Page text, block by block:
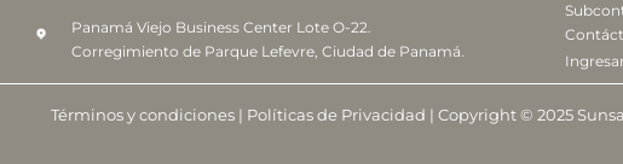
Panamá Viejo Business Center Lote O-22.
Corregimiento de Parque Lefevre,Ciudad de Panamá.
Ingresar
Términos y condiciones| Políticas de Privacidad | Copyright © 2025